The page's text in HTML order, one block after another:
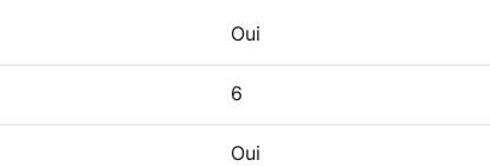
Oui
6
Oui